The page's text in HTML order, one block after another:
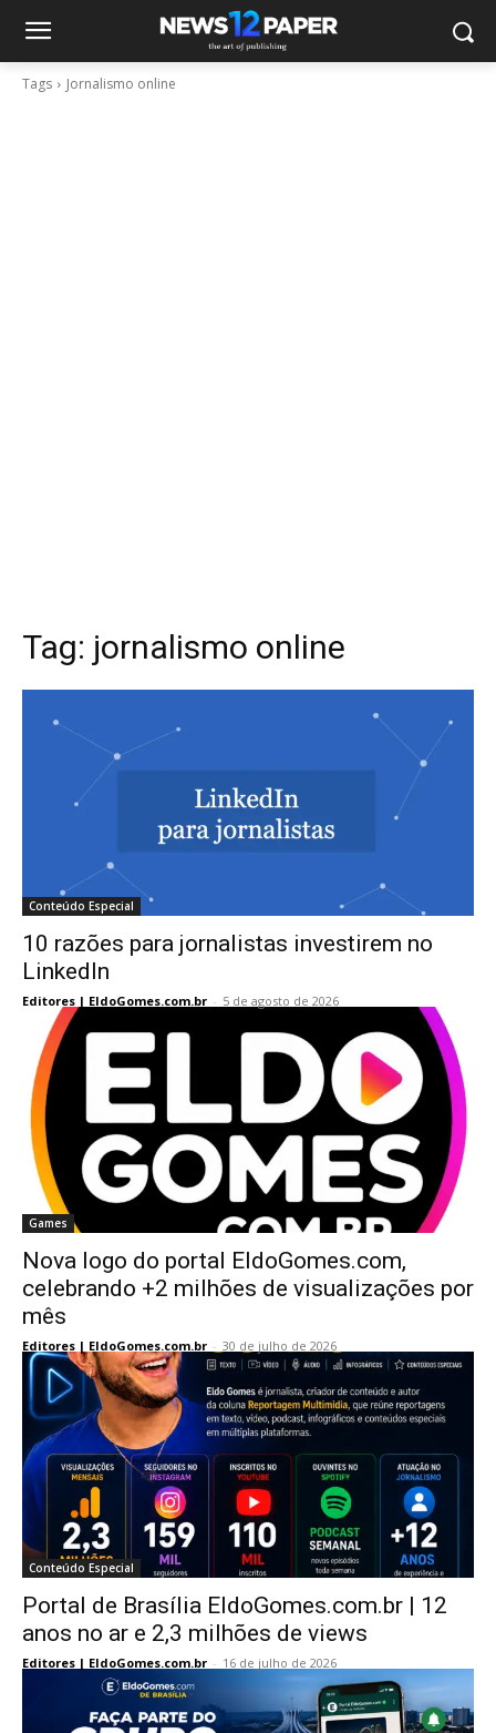
Tags Jornalismo online
Tag: jornalismo online
Conteúdo Especial
10 razões para jornalistas investirem no
LinkedIn
Editores | EldoGomes.com.br - 5 de agosto de 2026
Games
Nova logo do portal EldoGomes.com,
celebrando +2 milhões de visualizações por
mês
Editores | EldoGomes.com.br - 30 de julho de 2026
Conteúdo Especial
Portal de Brasília EldoGomes.com.br | 12
anos no ar e 2,3 milhões de views
Editores | EldoGomes.com.br - 16 de julho de 2026